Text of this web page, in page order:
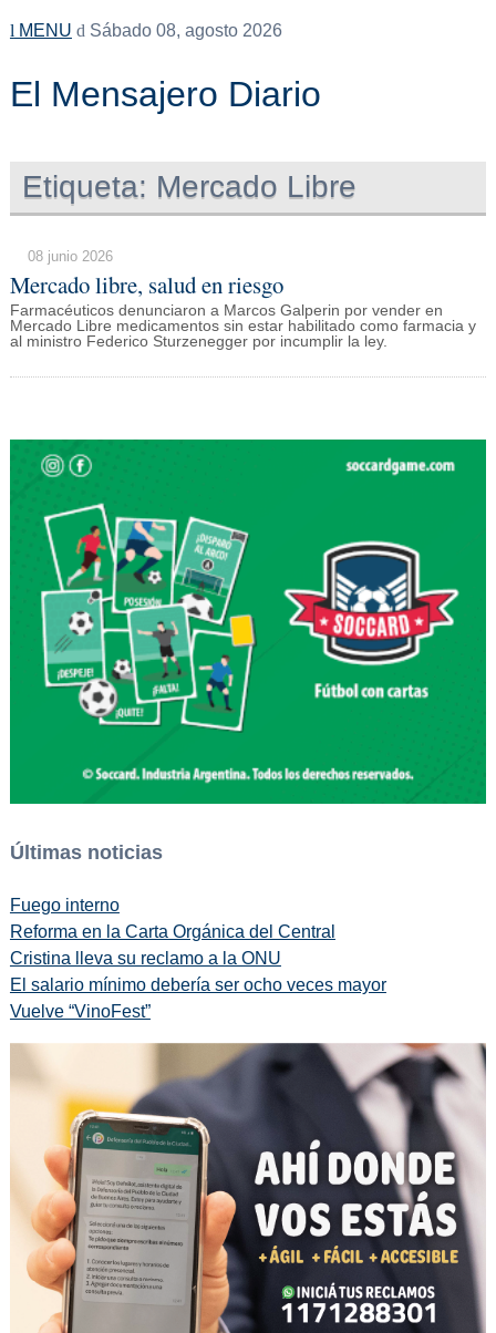
MENU Sábado 08, agosto 2026
El Mensajero Diario
Etiqueta: Mercado Libre
08 junio 2026
Mercado libre, salud en riesgo
Farmacéuticos denunciaron a Marcos Galperin por vender en
Mercado Libre medicamentos sin estar habilitado como farmacia y
al ministro Federico Sturzenegger por incumplir la ley.
Últimas noticias
Fuego interno
Reforma en la Carta Orgánica del Central
Cristina lleva su reclamo a la ONU
El salario mínimo debería ser ocho veces mayor
Vuelve “VinoFest”